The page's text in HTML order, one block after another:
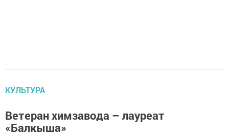
КУЛЬТУРА
Ветеран химзавода – лауреат
«Балкыша»